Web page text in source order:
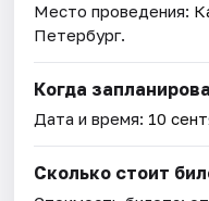
Место проведения:
Петербург.
Когда
Дата и время: 10
Сколько стоит